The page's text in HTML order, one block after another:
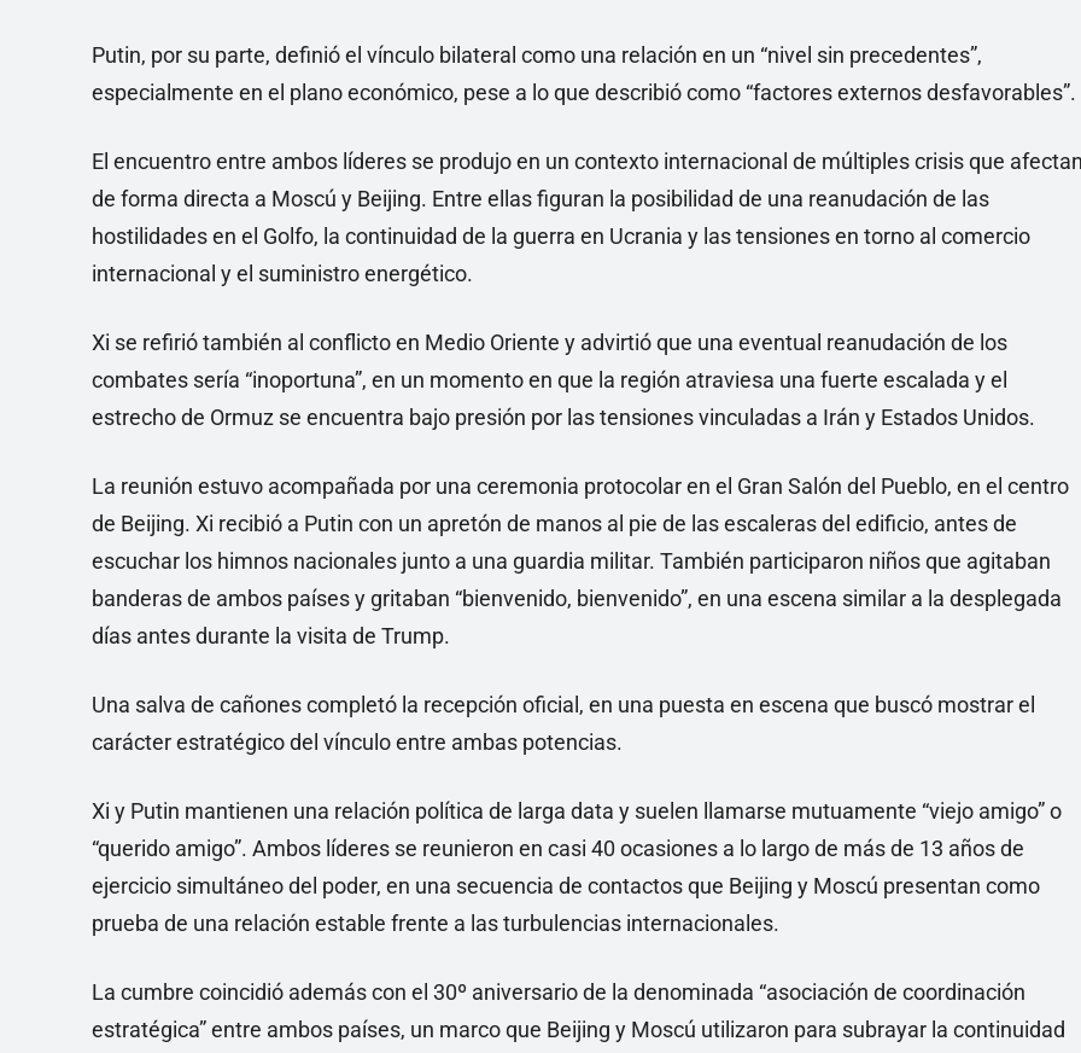
Putin, por su parte, definió el vínculo bilateral como una relación en un “nivel sin precedentes”,
especialmente en el plano económico, pese a lo que describió como “factores externos desfavorables”.
El encuentro entre ambos líderes se produjo en un contexto internacional de múltiples crisis que
de forma directa a Moscú y Beijing. Entre ellas figuran la posibilidad de una reanudación de las
hostilidades en el Golfo, la continuidad de la guerra en Ucrania y las tensiones en torno al comercio
internacional y el suministro energético.
Xi se refirió también al conflicto en Medio Oriente y advirtió que una eventual reanudación de los
combates sería “inoportuna”, en un momento en que la región atraviesa una fuerte escalada y el
estrecho de Ormuz se encuentra bajo presión por las tensiones vinculadas a Irán y Estados Unidos.
La reunión estuvo acompañada por una ceremonia protocolar en el Gran Salón del Pueblo, en el centro
de Beijing. Xi recibió a Putin con un apretón de manos al pie de las escaleras del edificio, antes de
escuchar los himnos nacionales junto a una guardia militar. También participaron niños que agitaban
banderas de ambos países y gritaban “bienvenido, bienvenido”, en una escena similar a la desplegada
días antes durante la visita de Trump.
Una salva de cañones completó la recepción oficial, en una puesta en escena que buscó mostrar el
carácter estratégico del vínculo entre ambas potencias.
Xi y Putin mantienen una relación política de larga data y suelen llamarse mutuamente “viejo amigo” o
“querido amigo”. Ambos líderes se reunieron en casi 40 ocasiones a lo largo de más de 13 años de
ejercicio simultáneo del poder, en una secuencia de contactos que Beijing y Moscú presentan como
prueba de una relación estable frente a las turbulencias internacionales.
La cumbre coincidió además con el 30º aniversario de la denominada “asociación de coordinación
estratégica” entre ambos países, un marco que Beijing y Moscú utilizaron para subrayar la continuidad